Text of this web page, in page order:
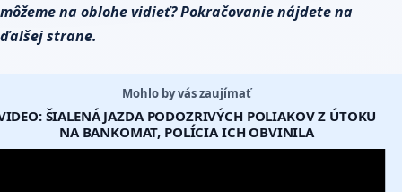
môžeme na oblohe vidieť? Pokračovanie nájdete na
ďalšej strane.
Mohlo by vás zaujímať
ŠIALENÁ JAZDA PODOZRIVÝCH POLIAKOV Z ÚTOKU
NA BANKOMAT, POLÍCIA ICH OBVINILA